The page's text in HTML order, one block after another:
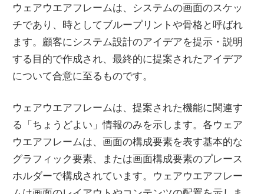
ウェアウエアフレームは、システムの画面のスケッ
チであり、時としてブループリントや骨格と呼ばれ
ます。顧客にシステム設計のアイデアを提示・説明
する目的で作成され、最終的に提案されたアイデア
について合意に至るものです。
ウェアウエアフレームは、提案された機能に関連す
る「ちょうどよい」情報のみを示します。各ウェア
ウエアフレームは、画面の構成要素を表す基本的な
グラフィック要素、または画面構成要素のプレース
ホルダーで構成されています。ウェアウエアフレー